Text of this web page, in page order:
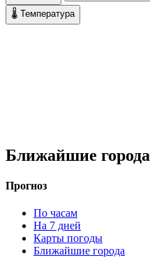
🌡 Температура
Ближайшие города
Прогноз
По часам
На 7 дней
Карты погоды
Ближайшие города